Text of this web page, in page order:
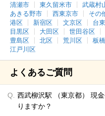
清瀬市
東久留米市 武蔵村
あきる野市
西東京市 その
港区
新宿区 文京区 台
目黒区
大田区 世田谷区
豊島区
北区 荒川区 板
江戸川区
よくあるご質問
西武柳沢駅 （東京都） 現
りますか？